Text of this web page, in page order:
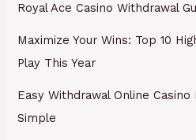
Royal Ace Casino Withdrawal
Maximize Your Wins: Top 10
Play This Year
Easy Withdrawal Online Casino
Simple